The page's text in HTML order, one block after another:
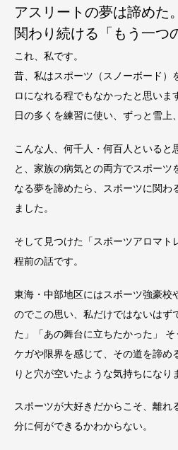
アスリートの夢は諦めた
関わり続ける「もう一つ
これ、私です。
昔、私はスポーツ（スノーボード）
ロになれる程でもなかったと思いま
日の多くを練習に使い、ずっと雪上
こんな人、何千人・何百人といると
と、家族の病気との両方でスポーツ
なる夢を諦めたら、スポーツに関わ
ました。
そして見つけた「スポーツアロマト
程前の話です。
東海・中部地区にはスポーツ強豪校
のでこの思い、私だけではないはず
た」「あの舞台に立ちたかった」 そ
ケガや限界を感じて、その道を諦め
りと穴が空いたような気持ちになり
スポーツが大好きだからこそ、離れ
分に何ができるかわからない。